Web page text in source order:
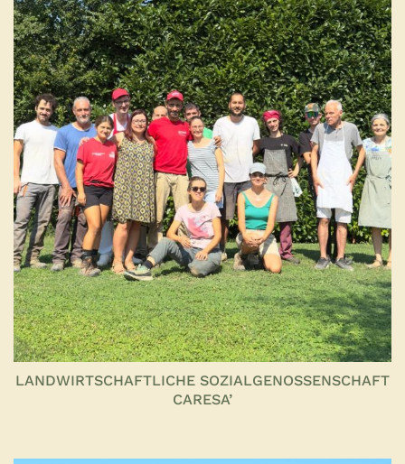
LANDWIRTSCHAFTLICHE SOZIALGENOSSENSCHAFT
CARESA’